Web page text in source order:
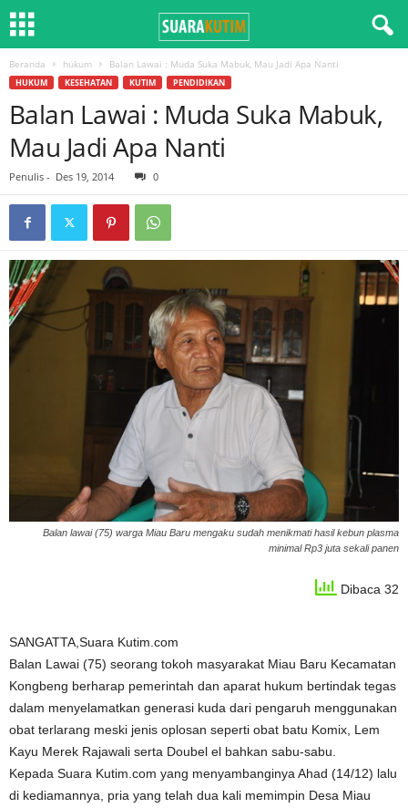
Beranda hukum Balan Lawai : Muda Suka Mabuk, Mau Jadi Apa Nanti
HUKUM KESEHATAN KUTIM PENDIDIKAN
Balan Lawai : Muda Suka Mabuk,
Mau Jadi Apa Nanti
Penulis - Des 19, 2014 0
Balan lawai (75) warga Miau Baru mengaku sudah menikmati hasil kebun plasma
minimal Rp3 juta sekali panen
Dibaca 32
SANGATTA,Suara Kutim.com
Balan Lawai (75) seorang tokoh masyarakat Miau Baru Kecamatan
Kongbeng berharap pemerintah dan aparat hukum bertindak tegas
dalam menyelamatkan generasi kuda dari pengaruh menggunakan
obat terlarang meski jenis oplosan seperti obat batu Komix, Lem
Kayu Merek Rajawali serta Doubel el bahkan sabu-sabu.
Kepada Suara Kutim.com yang menyambanginya Ahad (14/12) lalu
di kediamannya, pria yang telah dua kali memimpin Desa Miau